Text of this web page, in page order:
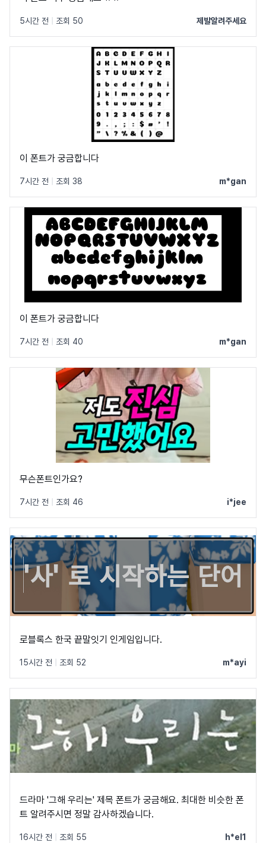
5시간 전 조회 50 제발알려주세요
이 폰트가 궁금합니다
7시간 전 조회 38 m*gan
이 폰트가 궁금합니다
7시간 전 조회 40 m*gan
무슨폰트인가요?
7시간 전 조회 46 i*jee
로블록스 한국 끝말잇기 인게임입니다.
15시간 전 조회 52 m*ayi
드라마 '그해 우리는' 제목 폰트가 궁금해요. 최대한 비슷한 폰
트 알려주시면 정말 감사하겠습니다.
16시간 전 조회 55 h*el1